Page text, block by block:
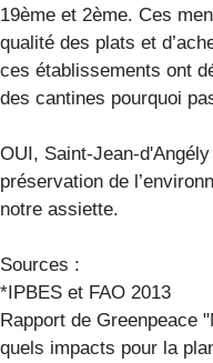
19ème et 2ème. Ces
qualité des plats et
ces établissements ont
des cantines pourquoi
OUI, Saint-Jean-
préservation de
notre assiette.
Sources :
*IPBES et FAO 2013
Rapport de Greenpeace
quels impacts pour la